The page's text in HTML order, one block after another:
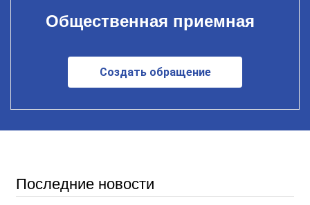
Общественная приемная
Создать обращение
Последние новости